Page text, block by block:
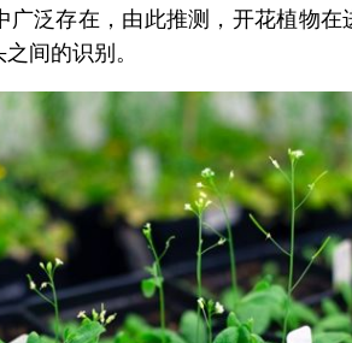
广泛存在，由此推测，开花植物在
间的识别。